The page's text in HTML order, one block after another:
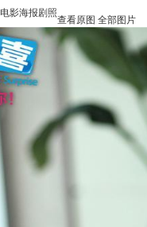
电影海报剧照
查看原图 全部图片